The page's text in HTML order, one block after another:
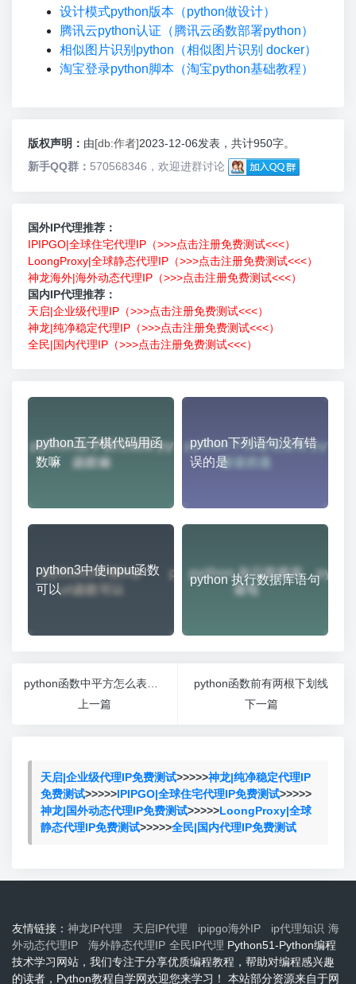
设计模式python版本（python做设计）
腾讯云python认证（腾讯云函数部署python）
相似图片识别python（相似图片识别 docker）
淘宝登录python脚本（淘宝python基础教程）
版权声明： 由[db:作者]2023-12-06发表，共计950字。
新手QQ群： 570568346，欢迎进群讨论
国外IP代理推荐：
IPIPGO|全球住宅代理IP（>>>点击注册免费测试<<<）
LoongProxy|全球静态代理IP（>>>点击注册免费测试<<<）
神龙海外|海外动态代理IP（>>>点击注册免费测试<<<）
国内IP代理推荐：
天启|企业级代理IP（>>>点击注册免费测试<<<）
神龙|纯净稳定代理IP（>>>点击注册免费测试<<<）
全民|国内代理IP（>>>点击注册免费测试<<<）
python五子棋代码用函
数嘛
python下列语句没有错
误的是
python3中使input函数
可以
python 执行数据库语句
上一篇
python函数前有两根下划线
下一篇
天启|企业级代理IP免费测试>>>>>神龙|纯净稳定代理IP
免费测试>>>>>IPIPGO|全球住宅代理IP免费测试>>>>>
神龙|国外动态代理IP免费测试>>>>>LoongProxy|全球
静态代理IP免费测试>>>>>全民|国内代理IP免费测试
友情链接： 神龙IP代理 天启IP代理 ipipgo海外IP ip代理知识 海
外动态代理IP
海外静态代理IP 全民IP代理 Python51-Python编程
技术学习网站，我们专注于分享优质编程教程，帮助对编程感兴趣
的读者，Python教程自学网欢迎您来学习！ 本站部分资源来自于网